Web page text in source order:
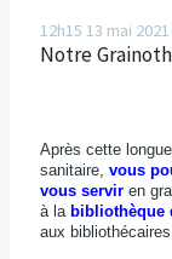
12h15 13 mai 2021
Notre
Après cette
sanitaire, vous
vous serviren
à la bibliothèque
aux